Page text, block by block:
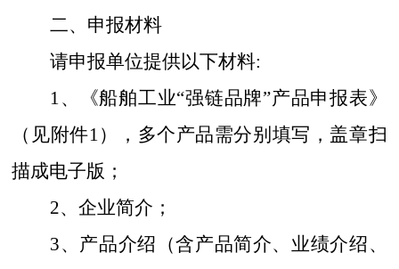
二、申报材料
请申报单位提供以下材料:
1、《船舶工业“强链品牌”产品申报表》
（见附件1），多个产品需分别填写，盖章扫
描成电子版；
2、企业简介；
3、产品介绍（含产品简介、业绩介绍、